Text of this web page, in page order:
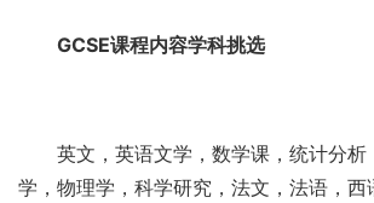
GCSE课程内容学科挑选
英文，英语文学，数学课，统计分析
学，物理学，科学研究，法文，法语，